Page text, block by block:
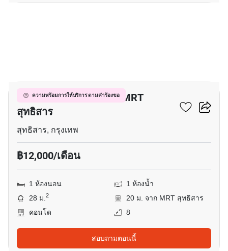
ความพร้อมการให้บริการ ตามคำร้องขอ
คอนโด 1-ห้องนอน ใกล้ MRT
สุทธิสาร
สุทธิสาร, กรุงเทพ
฿12,000/เดือน
1 ห้องนอน
1 ห้องน้ำ
28 ม.2
20 ม. จาก MRT สุทธิสาร
คอนโด
8
สอบถามตอนนี้